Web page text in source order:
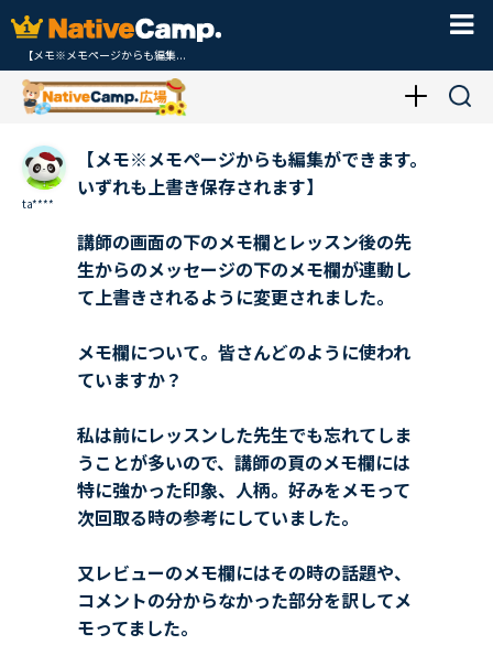
【メモ※メモページからも編集...
ta****
【メモ※メモページからも編集ができます。
いずれも上書き保存されます】
講師の画面の下のメモ欄とレッスン後の先
生からのメッセージの下のメモ欄が連動し
て上書きされるように変更されました。
メモ欄について。皆さんどのように使われ
ていますか？
私は前にレッスンした先生でも忘れてしま
うことが多いので、講師の頁のメモ欄には
特に強かった印象、人柄。好みをメモって
次回取る時の参考にしていました。
又レビューのメモ欄にはその時の話題や、
コメントの分からなかった部分を訳してメ
モってました。